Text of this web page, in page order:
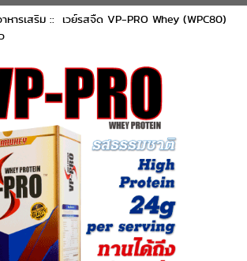
ารเสริม ::เวย์รสจืด VP-PRO Whey (WPC80)